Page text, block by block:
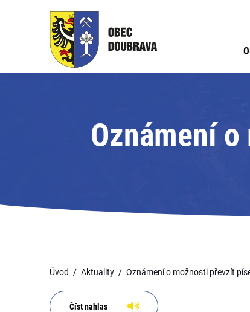
Oznámení
Úvod Aktuality Oznámení o možnosti převzít
Číst nahlas